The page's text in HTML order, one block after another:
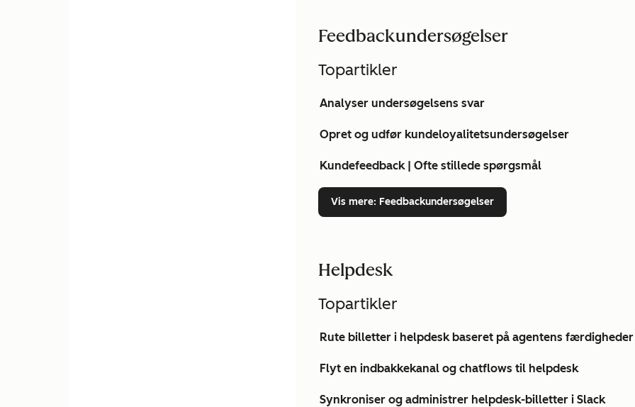
Feedbackundersøgelser
Topartikler
Analyser undersøgelsens svar
Opret og udfør kundeloyalitetsundersøgelser
Kundefeedback | Ofte stillede spørgsmål
Vis mere: Feedbackundersøgelser
Helpdesk
Topartikler
Rute billetter i helpdesk baseret på agentens færdigheder
Flyt en indbakkekanal og chatflows til helpdesk
Synkroniser og administrer helpdesk-billetter i Slack